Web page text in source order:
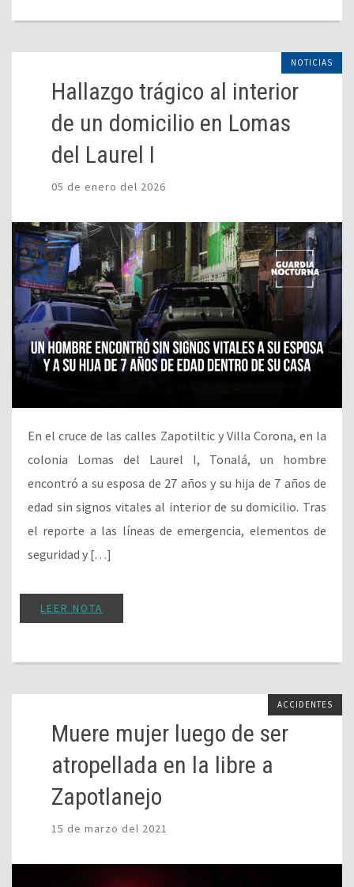
NOTICIAS
Hallazgo trágico al interior
de un domicilio en Lomas
del Laurel I
05 de enero del 2026
En el cruce de las calles Zapotiltic y Villa Corona, en la
colonia Lomas del Laurel I, Tonalá, un hombre
encontró a su esposa de 27 años y su hija de 7 años de
edad sin signos vitales al interior de su domicilio. Tras
el reporte a las líneas de emergencia, elementos de
seguridad y […]
LEER NOTA
ACCIDENTES
Muere mujer luego de ser
atropellada en la libre a
Zapotlanejo
15 de marzo del 2021